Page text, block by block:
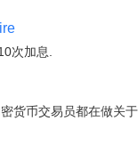
次加息.
货币交易员都在做关